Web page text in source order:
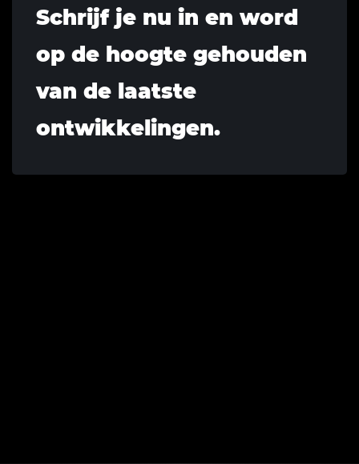
Schrijf je nu in en word
op de hoogte gehouden
van de laatste
ontwikkelingen.